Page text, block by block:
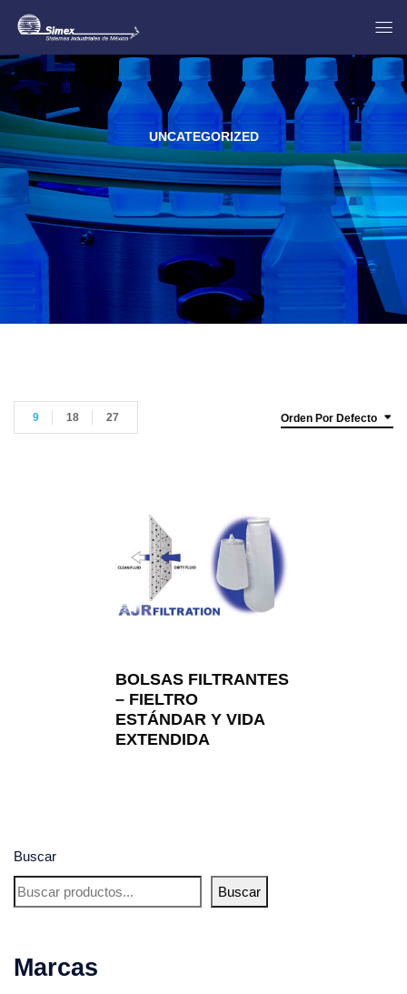
UNCATEGORIZED
Buscar
Buscar
Marcas
Orden Por Defecto
9 18 27
BOLSAS FILTRANTES
– FIELTRO
ESTÁNDAR Y VIDA
EXTENDIDA